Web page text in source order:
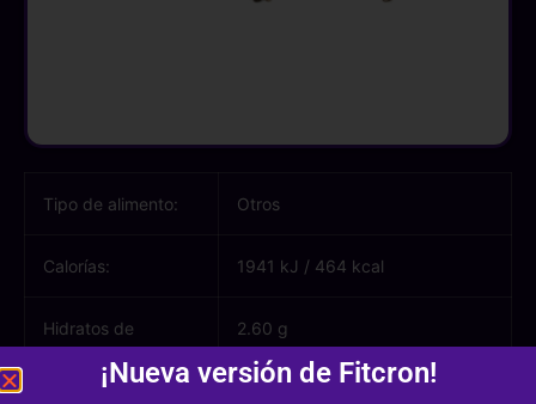
Tipo de alimento: Otros
Calorías: 1941 kJ / 464 kcal
Hidratos de
carbono:
2.60 g
¡Nueva versión de Fitcron!